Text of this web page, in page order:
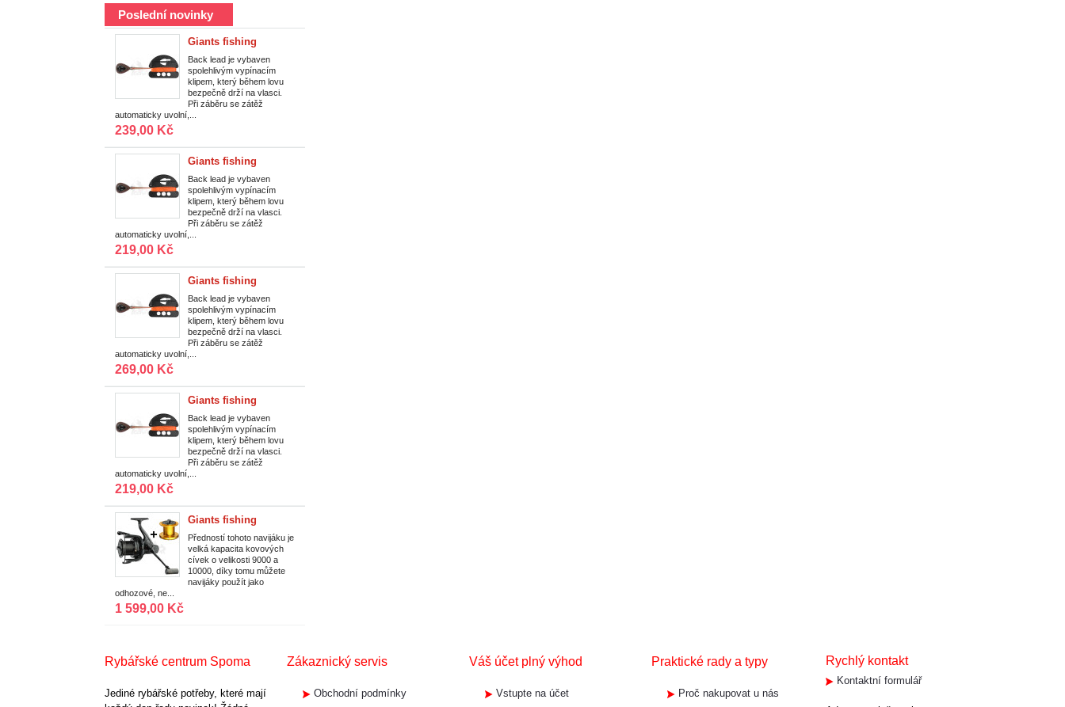
Poslední novinky
Giants fishing
Vypínací zátěž Back
Lead Deluxe|85g
Back lead je vybaven
spolehlivým vypínacím
klipem, který během lovu
bezpečně drží na vlasci.
Při záběru se zátěž
automaticky uvolní,...
239,00 Kč
Giants fishing
Vypínací zátěž Back
Lead Deluxe|56g
Back lead je vybaven
spolehlivým vypínacím
klipem, který během lovu
bezpečně drží na vlasci.
Při záběru se zátěž
automaticky uvolní,...
219,00 Kč
Giants fishing
Vypínací zátěž Back
Lead Deluxe|113g
Back lead je vybaven
spolehlivým vypínacím
klipem, který během lovu
bezpečně drží na vlasci.
Při záběru se zátěž
automaticky uvolní,...
269,00 Kč
Giants fishing
Vypínací zátěž Back
Lead Deluxe
Back lead je vybaven
spolehlivým vypínacím
klipem, který během lovu
bezpečně drží na vlasci.
Při záběru se zátěž
automaticky uvolní,...
219,00 Kč
Giants fishing
Naviják XRS FD 9000
+ zlatá cívka 10000
ZDARMA!
Předností tohoto navijáku je
velká kapacita kovových
cívek o velikosti 9000 a
10000, díky tomu můžete
navijáky použít jako
odhozové, ne...
1 599,00 Kč
Rybářské centrum Spoma
Jediné rybářské potřeby, které mají
Zákaznický servis
Obchodní podmínky
Váš účet plný výhod
Vstupte na účet
Praktické rady a typy
Proč nakupovat u nás
Rychlý kontakt
Kontaktní formulář